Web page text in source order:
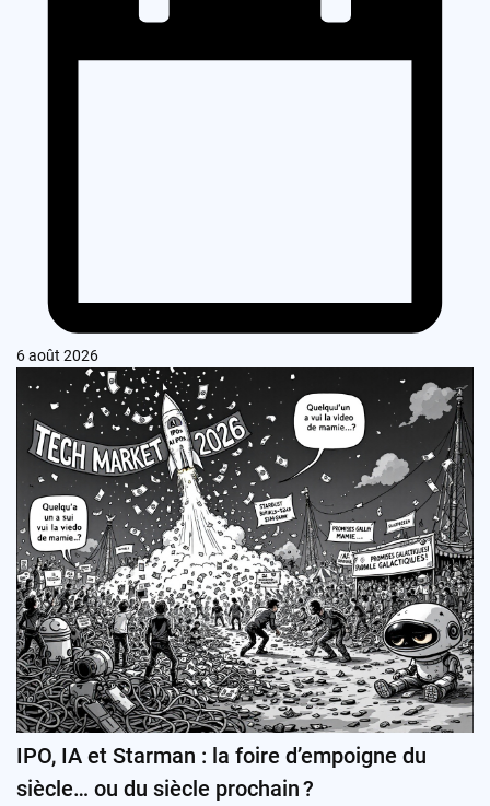
6 août 2026
IPO, IA et Starman : la foire d’empoigne du
siècle… ou du siècle prochain ?